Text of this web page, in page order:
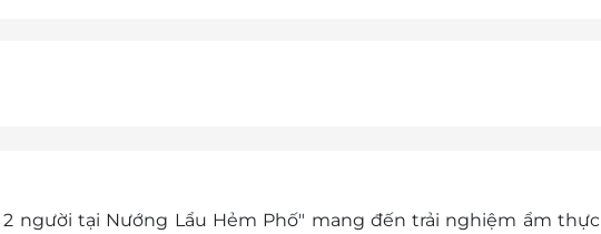
người tại Nướng Lẩu Hẻm Phố" mang đến trải nghiệm ẩm thực